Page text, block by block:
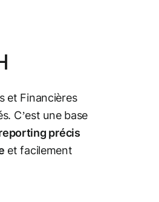
et Financières
C’est une base
précis
et facilement